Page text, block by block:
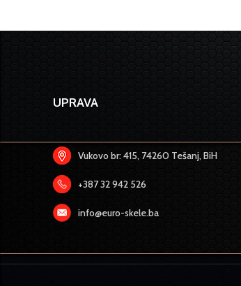
UPRAVA
Vukovo br: 415, 74260 Tešanj, BiH
+387 32 942 526
info@euro-skele.ba